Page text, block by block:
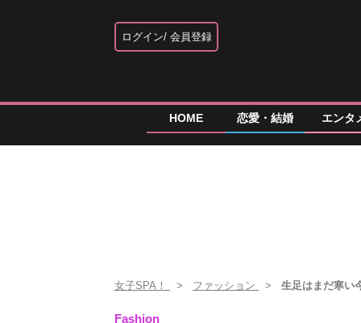
ログイン 会員登録
HOME 恋愛・結婚 エンタ
女子SPA！ ファッション 生足はまだ寒い
Fashion